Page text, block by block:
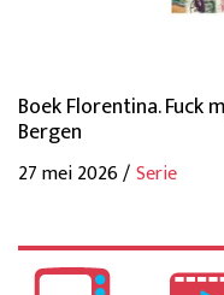
Boek Florentina. Fuck
Bergen
27 mei 2026 /Serie